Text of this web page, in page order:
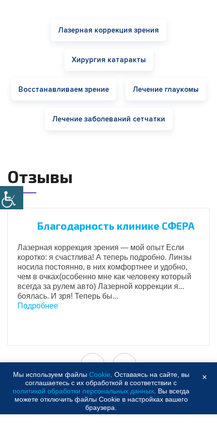
Лазерная коррекция зрения
Хирургия катаракты
Восстанавливаем зрение Лечение глаукомы
Лечение заболеваний сетчатки
Отзывы
Благодарность клинике СФЕРА
Лазерная коррекция зрения — мой опыт Если
коротко: я счастлива! А теперь подробно. Линзы
носила постоянно, в них комфортнее и удобно,
чем в очках(особенно мне как человеку который
всегда за рулем авто) Лазерной коррекции я...
боялась. И зря! Теперь бы...
Подробнее
Сертификаты
Мы используем файлы Cookie . Оставаясь на сайте, вы
соглашаетесь с их обработкой в соответствии с
политикой обработки персональных данных . Вы всегда
можете отключить файлы Cookie в настройках вашего
браузера.
×